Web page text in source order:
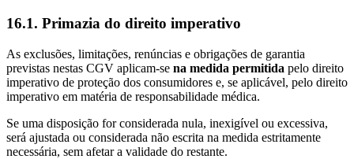
16.1. Primazia do direito imperativo
As exclusões, limitações, renúncias e obrigações de garantia
previstas nestas CGV aplicam‑se na medida permitida pelo direito
imperativo de proteção dos consumidores e, se aplicável, pelo direito
imperativo em matéria de responsabilidade médica.
Se uma disposição for considerada nula, inexigível ou excessiva,
será ajustada ou considerada não escrita na medida estritamente
necessária, sem afetar a validade do restante.